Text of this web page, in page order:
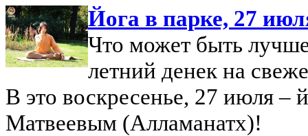
Йога в парке, 27
Что может быть
летний денек на
В это воскресенье, 27 июля –
Матвеевым (Алламанатх)!